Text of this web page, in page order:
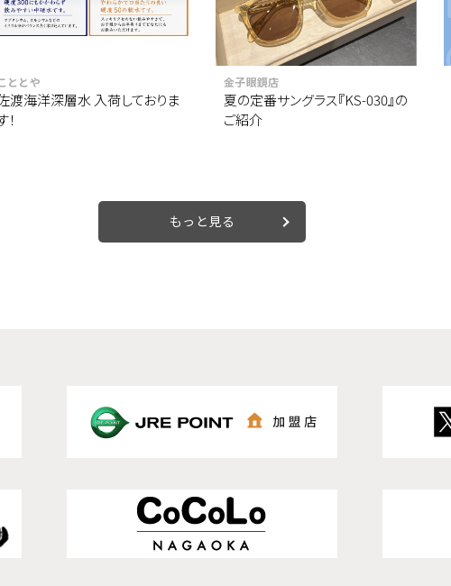
ととや
渡海洋深層水 入荷しておりま
！
金子眼鏡店
夏の定番サングラス『KS-030』の
ご紹介
もっと見る